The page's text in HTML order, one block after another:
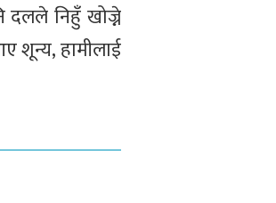
दलले निहुँ खोज्ने
शून्य, हामीलाई